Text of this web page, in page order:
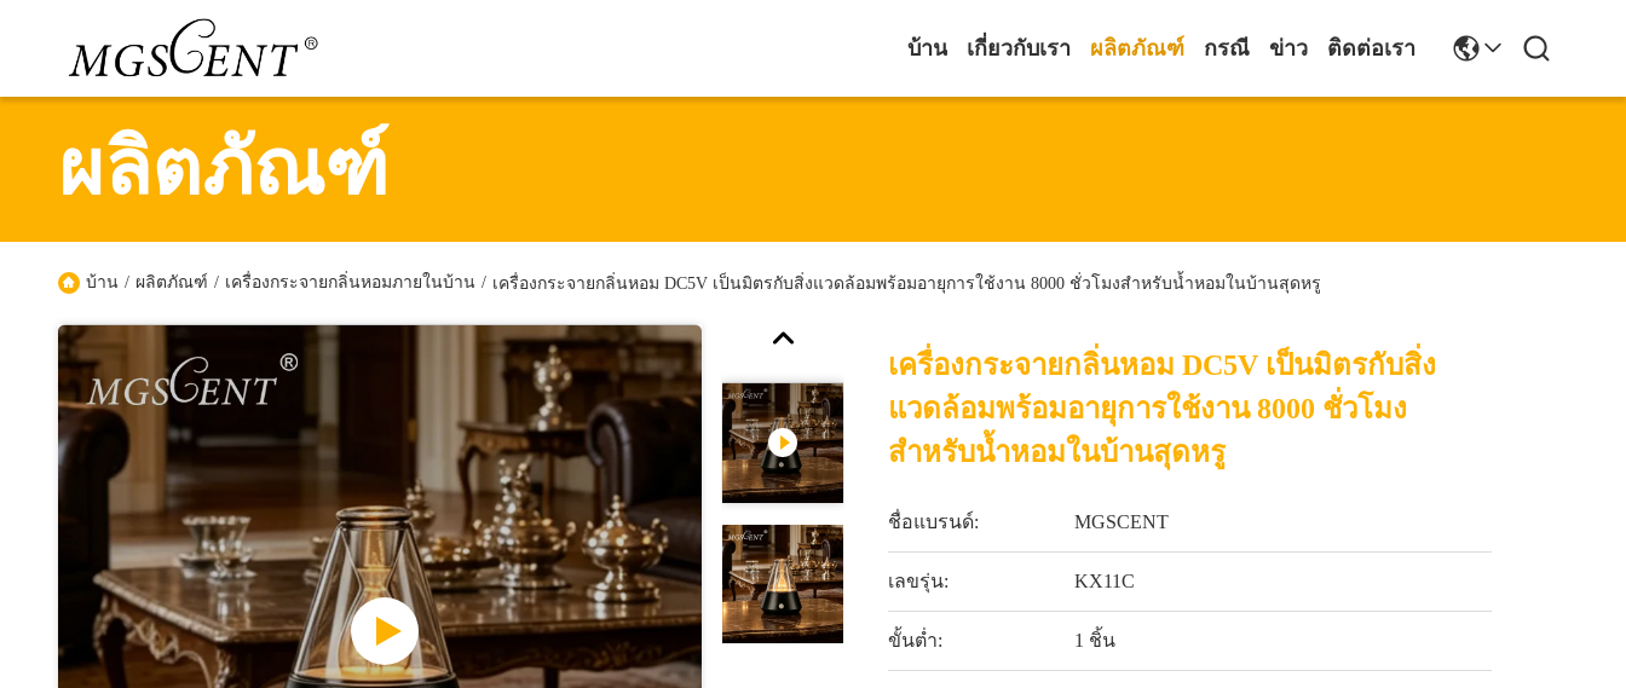
บ้าน เกี่ยวกับเรา ผลิตภัณฑ์ กรณี ข่าว ติดต่อเรา
ผลิตภัณฑ์
บ้าน / ผลิตภัณฑ์ / เครื่องกระจายกลิ่นหอมภายในบ้าน / เครื่องกระจายกลิ่นหอม DC5V เป็นมิตรกับสิ่งแวดล้อมพร้อมอายุการใช้งาน 8000 ชั่วโมงสำหรับน้ำหอมในบ้านสุดหรู
เครื่องกระจายกลิ่นหอม DC5V เป็นมิตรกับสิ่ง
แวดล้อมพร้อมอายุการใช้งาน 8000 ชั่วโมง
สำหรับน้ำหอมในบ้านสุดหรู
ชื่อแบรนด์: MGSCENT
เลขรุ่น: KX11C
ขั้นต่ำ: 1 ชิ้น